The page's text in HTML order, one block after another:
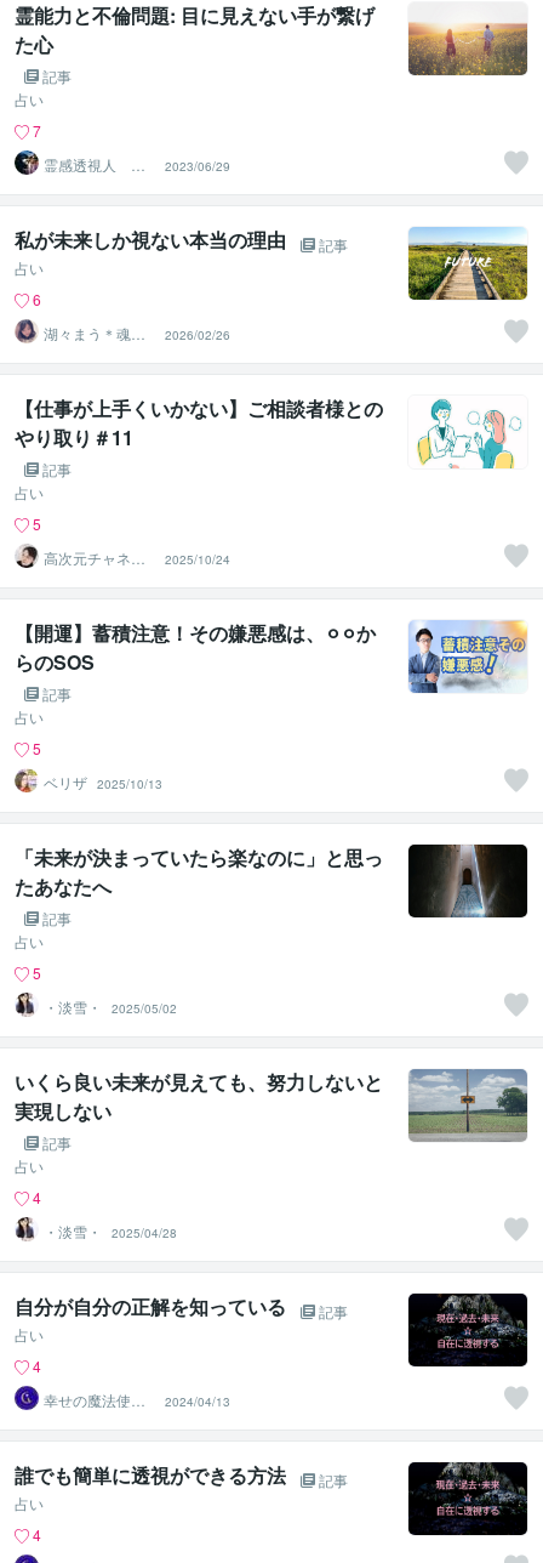
霊能力と不倫問題: 目に見えない手が繋げ
た心
記事
占い
7
霊感透視人 横
嶋竜神
2023/06/29
私が未来しか視ない本当の理由
記事
占い
6
湖々まう＊魂の
セラピスト＊カ
ウンセラー
2026/02/26
【仕事が上手くいかない】ご相談者様との
やり取り＃11
記事
占い
5
高次元チャネリ
ング★ユキ7773
2025/10/24
【開運】蓄積注意！その嫌悪感は、⚪︎⚪︎か
らのSOS
記事
占い
5
ベリザ 2025/10/13
「未来が決まっていたら楽なのに」と思っ
たあなたへ
記事
占い
5
・淡雪・
2025/05/02
いくら良い未来が見えても、努力しないと
実現しない
記事
占い
4
・淡雪・
2025/04/28
自分が自分の正解を知っている
記事
占い
4
幸せの魔法使い
☆まみ
2024/04/13
誰でも簡単に透視ができる方法
記事
占い
4